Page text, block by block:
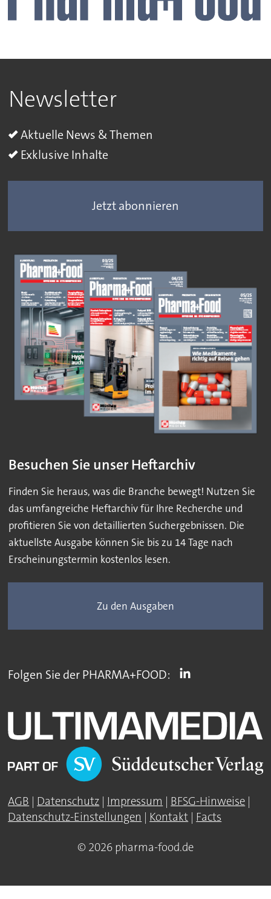
Newsletter
Aktuelle News & Themen
Exklusive Inhalte
Jetzt abonnieren
Besuchen Sie unser Heftarchiv
Finden Sie heraus, was die Branche bewegt! Nutzen Sie
das umfangreiche Heftarchiv für Ihre Recherche und
profitieren Sie von detaillierten Suchergebnissen. Die
aktuellste Ausgabe können Sie bis zu 14 Tage nach
Erscheinungstermin kostenlos lesen.
Zu den Ausgaben
Folgen Sie der PHARMA+FOOD:
AGB | Datenschutz | Impressum | BFSG-Hinweise |
Datenschutz-Einstellungen | Kontakt | Facts
© 2026 pharma-food.de